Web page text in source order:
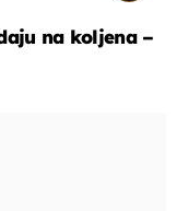
na koljena –